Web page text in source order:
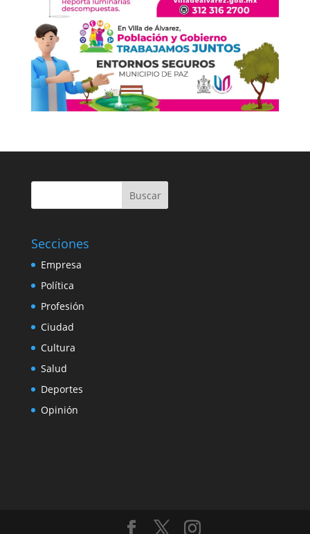
Buscar
Secciones
Empresa
Política
Profesión
Ciudad
Cultura
Salud
Deportes
Opinión